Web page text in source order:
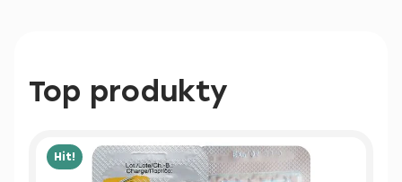
Top produkty
Hit!